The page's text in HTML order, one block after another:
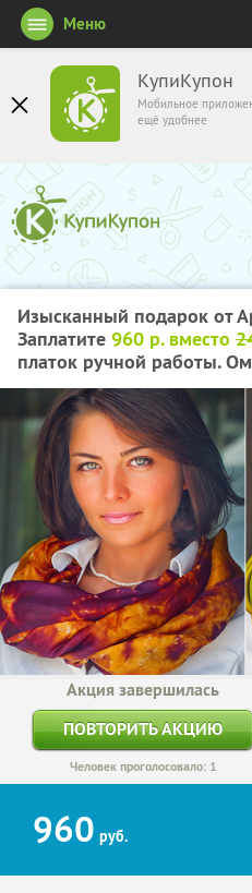
КупиКупон
Мобильное
ещё удобнее
Меню
Изысканный подарок от
Заплатите 960 р. вместо
платок ручной работы.
Акция завершилась
ПОВТОРИТЬ АКЦИЮ
Человек проголосовало: 1
960 руб.